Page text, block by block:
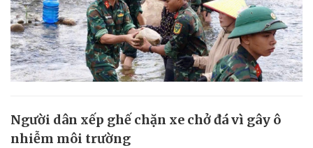
Người dân xếp ghế chặn xe chở đá vì gây ô
nhiễm môi trường